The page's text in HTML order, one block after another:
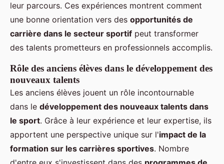
leur parcours. Ces expériences montrent comment
une bonne orientation vers des opportunités de
carrière dans le secteur sportif peut transformer
des talents prometteurs en professionnels accomplis.
Rôle des anciens élèves dans le développement des
nouveaux talents
Les anciens élèves jouent un rôle incontournable
dans le développement des nouveaux talents dans
le sport. Grâce à leur expérience et leur expertise, ils
apportent une perspective unique sur l'impact de la
formation sur les carrières sportives. Nombre